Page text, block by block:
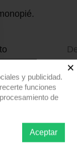
para
Acepta
×
y publicidad.
funciones
de
Aceptar